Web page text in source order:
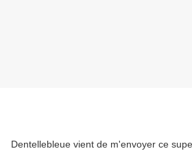
Dentellebleue vient de m'envoyer ce